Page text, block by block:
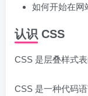
如何开始在网
认识 CSS
CSS 是层叠样式表
CSS 是一种代码